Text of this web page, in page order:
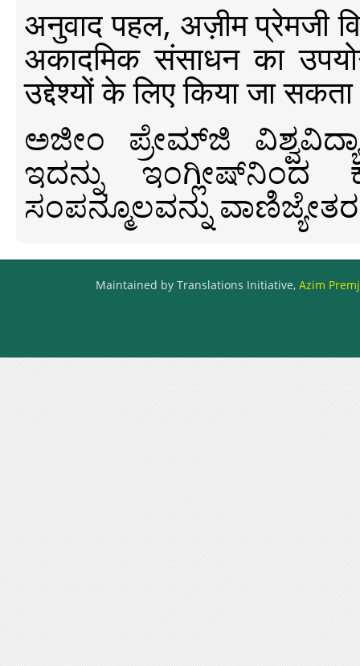
अनुवाद पहल, अज़ीम प्रेमजी
अकादमिक संसाधन का
उद्देश्यों के लिए किया जा
ಅಜೀಂ ಪ್ರೇಮ್‍ಜಿ
ಇದನ್ನು ಇಂಗ್ಲೀಷ್‍ನಿಂದ
ಸಂಪನ್ಮೂಲವನ್ನು
Maintained by Translations Initiative, Azim